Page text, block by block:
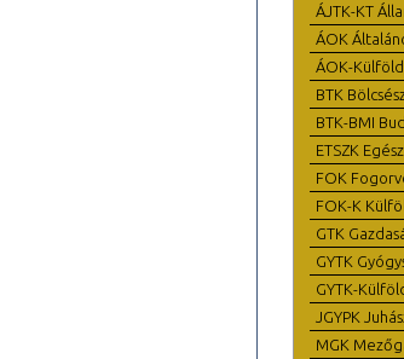
ÁJTK-KT
ÁOK
ÁOK-
BTK
BTK-BMI
ETSZK
FOK
FOK-K
GTK
GYTK
GYTK-
JGYPK
MGK